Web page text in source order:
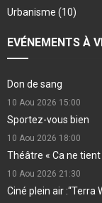
Urbanisme (10)
EVÉNEMENTS À
Don de sang
10 Aou 2026 15:00
Sportez-vous bien
10 Aou 2026 18:00
Théâtre « Ca ne tient
10 Aou 2026 21:30
Ciné plein air :“Terra